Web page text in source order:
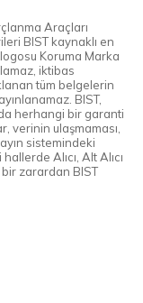
Araçları
BIST kaynaklı en
Koruma Marka
iktibas
tüm belgelerin
BIST,
herhangi bir garanti
verinin ulaşmaması,
sistemindeki
Alıcı, Alt Alıcı
zarardan BIST